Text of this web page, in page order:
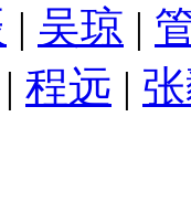
| 吴琼 |
| 程远 |